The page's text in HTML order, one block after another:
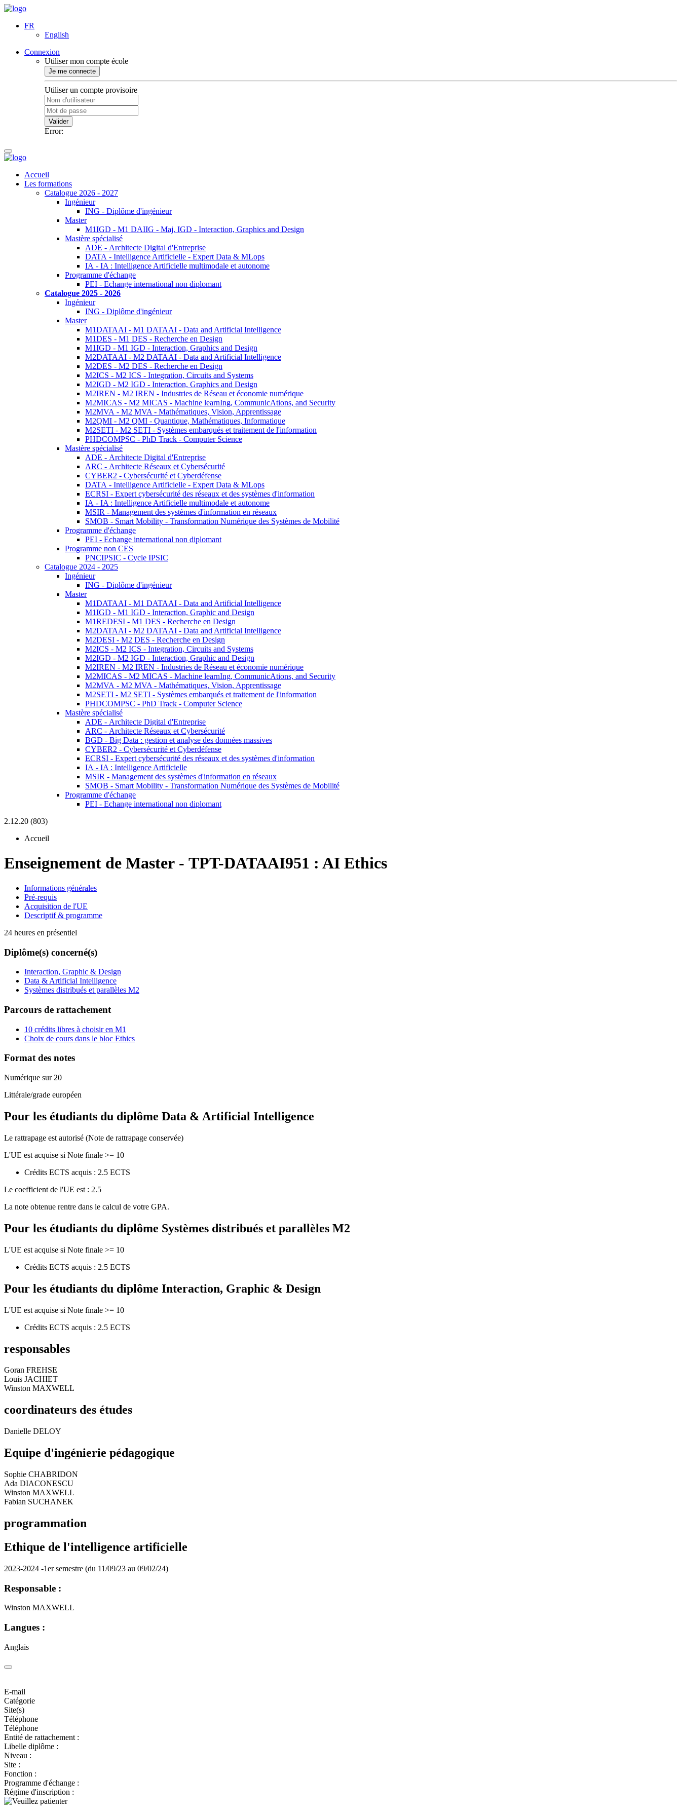
FR
English
Connexion
Utiliser mon compte école
Je me connecte
Utiliser un compte provisoire
Valider
Error:
Accueil
Les formations
Catalogue 2026 - 2027
Ingénieur
ING - Diplôme d'ingénieur
Master
M1IGD - M1 DAIIG - Maj. IGD - Interaction, Graphics and Design
Mastère spécialisé
ADE - Architecte Digital d'Entreprise
DATA - Intelligence Artificielle - Expert Data & MLops
IA - IA : Intelligence Artificielle multimodale et autonome
Programme d'échange
PEI - Echange international non diplomant
Catalogue 2025 - 2026
Ingénieur
ING - Diplôme d'ingénieur
Master
M1DATAAI - M1 DATAAI - Data and Artificial Intelligence
M1DES - M1 DES - Recherche en Design
M1IGD - M1 IGD - Interaction, Graphics and Design
M2DATAAI - M2 DATAAI - Data and Artificial Intelligence
M2DES - M2 DES - Recherche en Design
M2ICS - M2 ICS - Integration, Circuits and Systems
M2IGD - M2 IGD - Interaction, Graphics and Design
M2IREN - M2 IREN - Industries de Réseau et économie numérique
M2MICAS - M2 MICAS - Machine learnIng, CommunicAtions, and Security
M2MVA - M2 MVA - Mathématiques, Vision, Apprentissage
M2QMI - M2 QMI - Quantique, Mathématiques, Informatique
M2SETI - M2 SETI - Systèmes embarqués et traitement de l'information
PHDCOMPSC - PhD Track - Computer Science
Mastère spécialisé
ADE - Architecte Digital d'Entreprise
ARC - Architecte Réseaux et Cybersécurité
CYBER2 - Cybersécurité et Cyberdéfense
DATA - Intelligence Artificielle - Expert Data & MLops
ECRSI - Expert cybersécurité des réseaux et des systèmes d'information
IA - IA : Intelligence Artificielle multimodale et autonome
MSIR - Management des systèmes d'information en réseaux
SMOB - Smart Mobility - Transformation Numérique des Systèmes de Mobilité
Programme d'échange
PEI - Echange international non diplomant
Programme non CES
PNCIPSIC - Cycle IPSIC
Catalogue 2024 - 2025
Ingénieur
ING - Diplôme d'ingénieur
Master
M1DATAAI - M1 DATAAI - Data and Artificial Intelligence
M1IGD - M1 IGD - Interaction, Graphic and Design
M1REDESI - M1 DES - Recherche en Design
M2DATAAI - M2 DATAAI - Data and Artificial Intelligence
M2DESI - M2 DES - Recherche en Design
M2ICS - M2 ICS - Integration, Circuits and Systems
M2IGD - M2 IGD - Interaction, Graphic and Design
M2IREN - M2 IREN - Industries de Réseau et économie numérique
M2MICAS - M2 MICAS - Machine learnIng, CommunicAtions, and Security
M2MVA - M2 MVA - Mathématiques, Vision, Apprentissage
M2SETI - M2 SETI - Systèmes embarqués et traitement de l'information
PHDCOMPSC - PhD Track - Computer Science
Mastère spécialisé
ADE - Architecte Digital d'Entreprise
ARC - Architecte Réseaux et Cybersécurité
BGD - Big Data : gestion et analyse des données massives
CYBER2 - Cybersécurité et Cyberdéfense
ECRSI - Expert cybersécurité des réseaux et des systèmes d'information
IA - IA : Intelligence Artificielle
MSIR - Management des systèmes d'information en réseaux
SMOB - Smart Mobility - Transformation Numérique des Systèmes de Mobilité
Programme d'échange
PEI - Echange international non diplomant
2.12.20 (803)
Accueil
Enseignement de Master - TPT-DATAAI951 : AI Ethics
Informations générales
Pré-requis
Acquisition de l'UE
Descriptif & programme
24 heures en présentiel
Diplôme(s) concerné(s)
Interaction, Graphic & Design
Data & Artificial Intelligence
Systèmes distribués et parallèles M2
Parcours de rattachement
10 crédits libres à choisir en M1
Choix de cours dans le bloc Ethics
Format des notes
Numérique sur 20
Littérale/grade européen
Pour les étudiants du diplôme Data & Artificial Intelligence
Le rattrapage est autorisé (Note de rattrapage conservée)
L'UE est acquise si Note finale >= 10
Crédits ECTS acquis : 2.5 ECTS
Le coefficient de l'UE est : 2.5
La note obtenue rentre dans le calcul de votre GPA.
Pour les étudiants du diplôme Systèmes distribués et parallèles M2
L'UE est acquise si Note finale >= 10
Crédits ECTS acquis : 2.5 ECTS
Pour les étudiants du diplôme Interaction, Graphic & Design
L'UE est acquise si Note finale >= 10
Crédits ECTS acquis : 2.5 ECTS
responsables
Goran FREHSE
Louis JACHIET
Winston MAXWELL
coordinateurs des études
Danielle DELOY
Equipe d'ingénierie pédagogique
Sophie CHABRIDON
Ada DIACONESCU
Winston MAXWELL
Fabian SUCHANEK
programmation
Ethique de l'intelligence artificielle
2023-2024 -1er semestre (du 11/09/23 au 09/02/24)
Responsable :
Winston MAXWELL
Langues :
Anglais
E-mail
Catégorie
Site(s)
Téléphone
Téléphone
Entité de rattachement :
Libelle diplôme :
Niveau :
Site :
Fonction :
Programme d'échange :
Régime d'inscription :